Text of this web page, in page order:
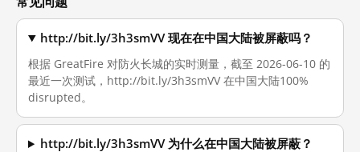
http://bit.ly/3h3smVV 现在在中国大陆被屏蔽吗？
根据 GreatFire 对防火长城的实时测量，截至 2026-06-10 的
最近一次测试，http://bit.ly/3h3smVV 在中国大陆100%
disrupted。
http://bit.ly/3h3smVV 为什么在中国大陆被屏蔽？